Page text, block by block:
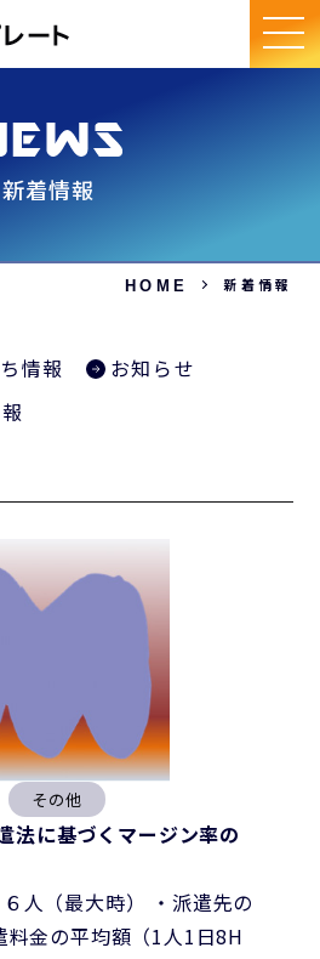
新着情報
HOME 新着情報
情報
お知らせ
その他
法に基づくマージン率の
人（最大時） ・派遣先の
金の平均額（1人1日8H